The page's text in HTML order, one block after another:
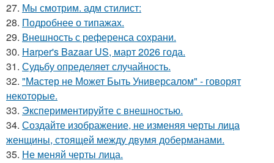
27. Мы смотрим. адм стилист:
28. Подробнее о типажах.
29. Внешность с референса сохрани.
30. Harper's Bazaar US, март 2026 года.
31. Судьбу определяет случайность.
32. "Мастер не Может Быть Универсалом" - говорят
некоторые.
33. Экспериментируйте с внешностью.
34. Создайте изображение, не изменяя черты лица
женщины, стоящей между двумя доберманами.
35. Не меняй черты лица.